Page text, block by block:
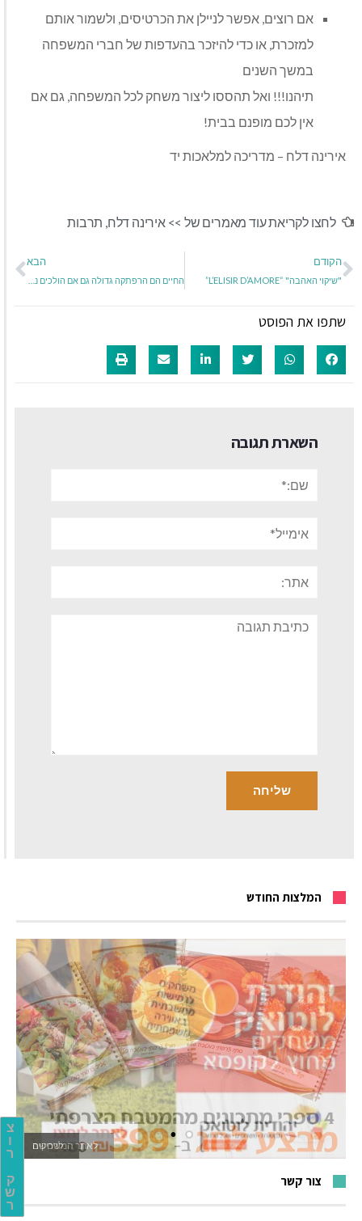
צ
ו
ר
ק
ש
ר
אם רוצים, אפשר לניילן את הכרטיסים, ולשמור אותם
למזכרת, או כדי להיזכר בהעדפות של חברי המשפחה
במשך השנים
תיהנו!!! ואל תהססו ליצור משחק לכל המשפחה, גם אם
אין לכם מופנם בבית!
אירינה דלח – מדריכה למלאכות יד
לחצו לקריאת עוד מאמרים של >> אירינה דלח, תרבות
הקודם
"שיקוי האהבה" “L’ELISIR D’AMORE”
הבא
שתפו את הפוסט
השארת תגובה
תגובה
המלצות החודש
לאתר המשחקים
צור קשר